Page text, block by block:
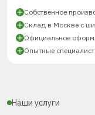
Собственное
Склад в Москве с
Официальное
Опытные
Наши услуги